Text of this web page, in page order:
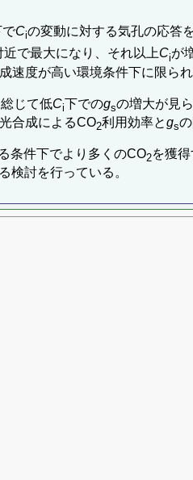
でCiの変動に対する気孔の応答
近で最大になり、それ以上Ciが
速度が高い環境条件下に限ら
じて低Ci下でのgsの増大が見
合成によるCO2利用効率とgs
条件下でより多くのCO2を獲
検討を行っている。